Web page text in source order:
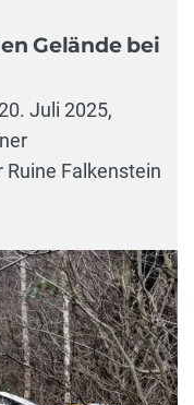
Gelände bei
Juli 2025,
Falkenstein